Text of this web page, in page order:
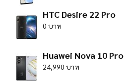
HTC Desire 22 Pro
0 บาท
Huawei Nova 10 Pro
24,990 บาท